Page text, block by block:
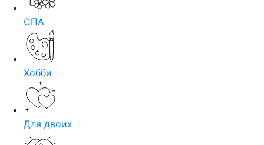
СПА
Хобби
Для двоих